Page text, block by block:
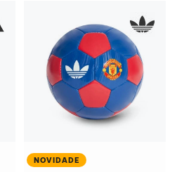
NOVIDADE